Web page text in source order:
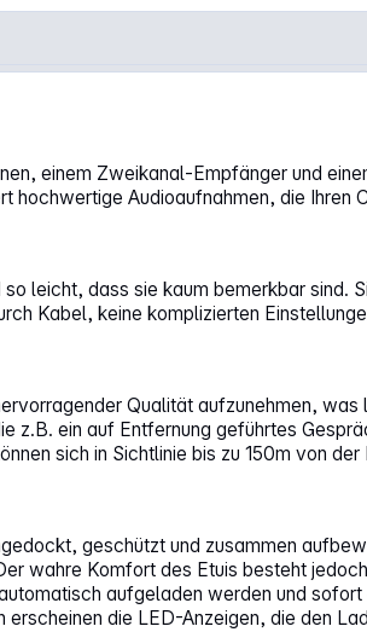
einem Zweikanal-Empfänger und
Audioaufnahmen, die Ihren
leicht, dass sie kaum bemerkbar sind.
Kabel, keine komplizierten
Qualität aufzunehmen,
z.B. ein auf Entfernung geführtes
sich in Sichtlinie bis zu 150m von
geschützt und zusammen
wahre Komfort des Etuis besteht
aufgeladen werden und
die LED-Anzeigen, die den